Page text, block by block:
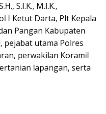
S.I.K., M.I.K.,
I Ketut Darta, Plt Kepala
Pangan Kabupaten
pejabat utama Polres
perwakilan Koramil
lapangan, serta